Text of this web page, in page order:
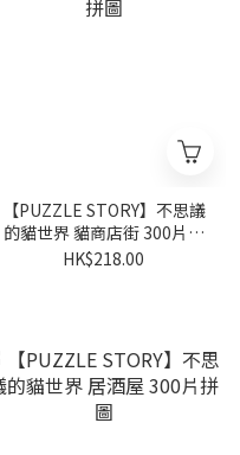
【PUZZLE STORY】不思議
的貓世界 貓商店街 300片拼
圖
HK$218.00